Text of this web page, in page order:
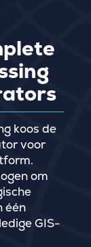
koos de
voor
om
één
GIS-